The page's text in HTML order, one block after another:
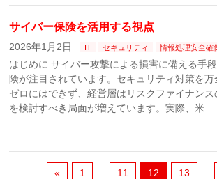
サイバー保険を活用する視点
2026年1月2日 IT セキュリティ 情報処理安全確
はじめに サイバー攻撃による損害に備える手
険が注目されています。セキュリティ対策を
ゼロにはできず、経営層はリスクファイナン
を検討すべき局面が増えています。実際、米 …
« 1 11 12 13